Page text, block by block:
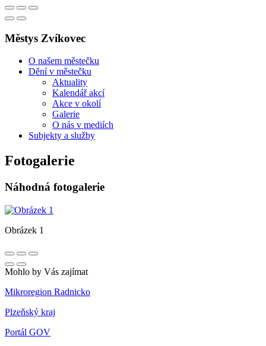
Městys Zvíkovec
O našem městečku
Dění v městečku
Aktuality
Kalendář akcí
Akce v okolí
Galerie
O nás v mediích
Subjekty a služby
Fotogalerie
Náhodná fotogalerie
Obrázek 1
Mohlo by Vás zajímat
Mikroregion Radnicko
Plzeňský kraj
Portál GOV